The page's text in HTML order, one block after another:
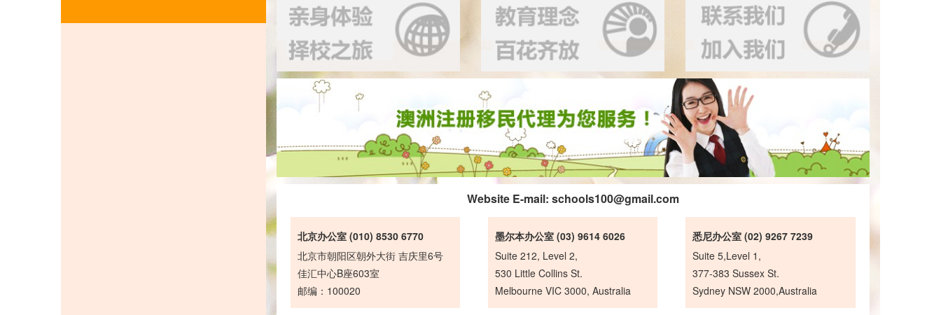
Website E-mail: schools100@gmail.com
北京办公室 (010) 8530 6770
北京市朝阳区朝外大街 吉庆里6号
佳汇中心B座603室
邮编：100020
墨尔本办公室 (03) 9614 6026
Suite 212, Level 2,
530 Little Collins St.
Melbourne VIC 3000, Australia
悉尼办公室 (02) 9267 7239
Suite 5,Level 1,
377-383 Sussex St.
Sydney NSW 2000,Australia